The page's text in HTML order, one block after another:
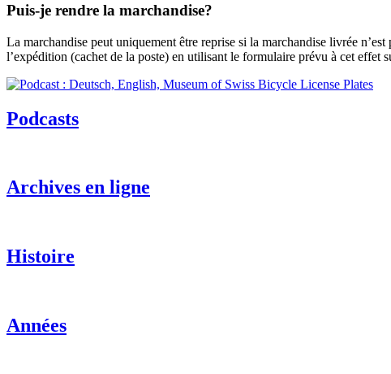
Puis-je rendre la marchandise?
La marchandise peut uniquement être reprise si la marchandise livrée
l’expédition (cachet de la poste) en utilisant le formulaire prévu à cet effet
Podcasts
Archives en ligne
Histoire
Années